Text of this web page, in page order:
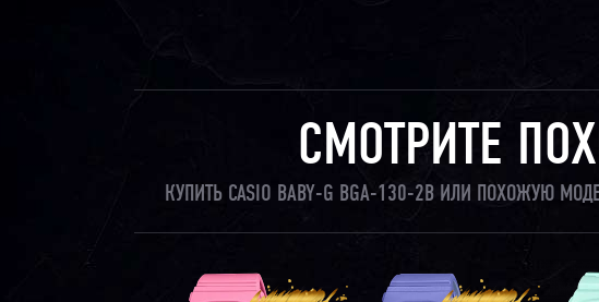
СМОТРИТЕ
КУПИТЬ CASIO BABY-G BGA-130-2B ИЛИ ПОХОЖУЮ